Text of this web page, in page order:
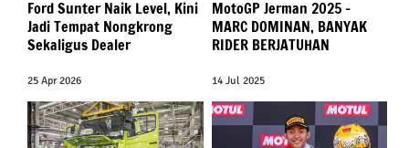
Ford Sunter Naik Level, Kini
Jadi Tempat Nongkrong
Sekaligus Dealer
25 Apr 2026
MotoGP Jerman 2025 –
MARC DOMINAN, BANYAK
RIDER BERJATUHAN
14 Jul 2025